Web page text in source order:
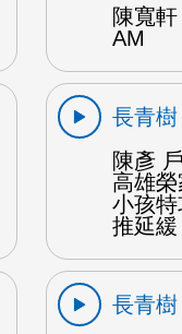
陳寬
AM
長青樹
陳彥
高雄
小孩
推延緩
長青樹